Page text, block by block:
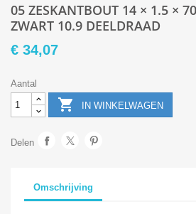
05 ZESKANTBOUT 14 × 1.5 ×
ZWART 10.9 DEELDRAAD
€ 34,07
Aantal
 IN WINKELWAGEN
Delen
Omschrijving